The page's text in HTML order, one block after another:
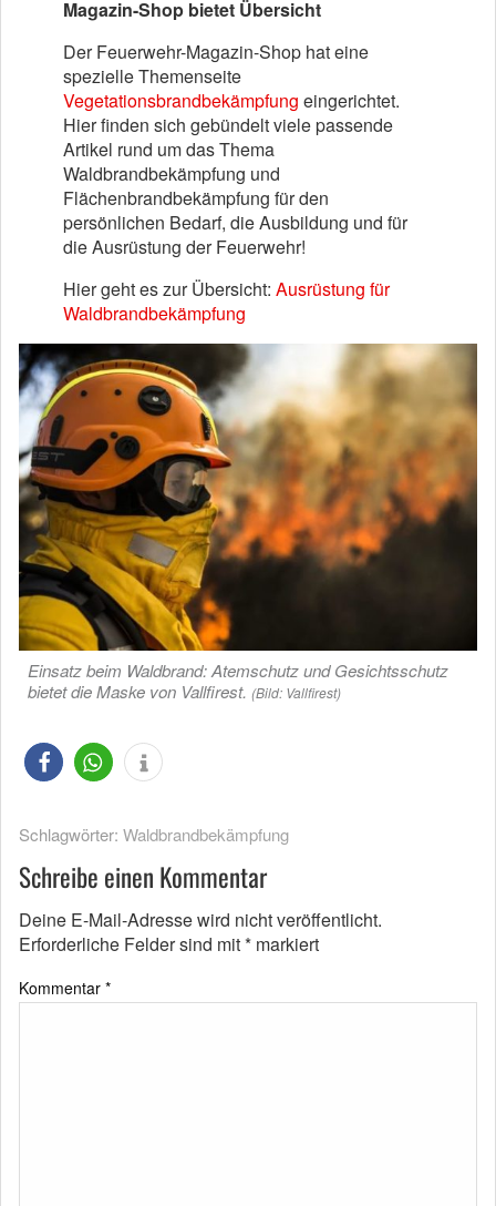
Magazin-Shop bietet Übersicht
Der Feuerwehr-Magazin-Shop hat eine
spezielle Themenseite
Vegetationsbrandbekämpfung eingerichtet.
Hier finden sich gebündelt viele passende
Artikel rund um das Thema
Waldbrandbekämpfung und
Flächenbrandbekämpfung für den
persönlichen Bedarf, die Ausbildung und für
die Ausrüstung der Feuerwehr!
Hier geht es zur Übersicht: Ausrüstung für
Waldbrandbekämpfung
Einsatz beim Waldbrand: Atemschutz und Gesichtsschutz
bietet die Maske von Vallfirest. (Bild: Vallfirest)
Schlagwörter: Waldbrandbekämpfung
Schreibe einen Kommentar
Deine E-Mail-Adresse wird nicht veröffentlicht.
Erforderliche Felder sind mit* markiert
Kommentar *